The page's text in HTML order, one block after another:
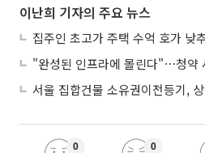
이난희 기자의 주요 뉴스
서울 집합건물 소유권이전등기,
0 0